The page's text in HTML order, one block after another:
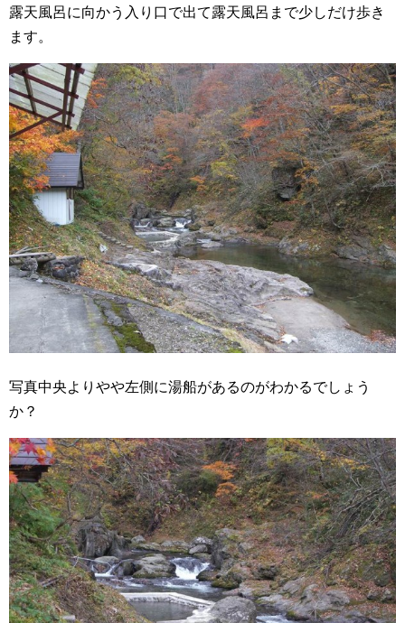
露天風呂に向かう入り口で出て露天風呂まで少しだけ歩き
ます。
写真中央よりやや左側に湯船があるのがわかるでしょう
か？